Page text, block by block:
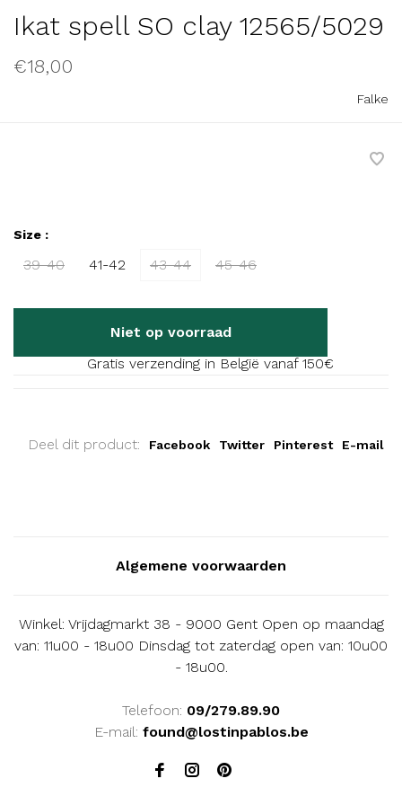
Ikat spell SO clay 12565/5029
€18,00
Falke
Size :
39-40 41-42 43-44 45-46
Niet op voorraad
Gratis verzending in België vanaf 150€
Deel dit product: Facebook Twitter Pinterest E-mail
Algemene voorwaarden
Winkel: Vrijdagmarkt 38 - 9000 Gent Open op maandag
van: 11u00 - 18u00 Dinsdag tot zaterdag open van: 10u00
- 18u00.
Telefoon: 09/279.89.90
E-mail: found@lostinpablos.be